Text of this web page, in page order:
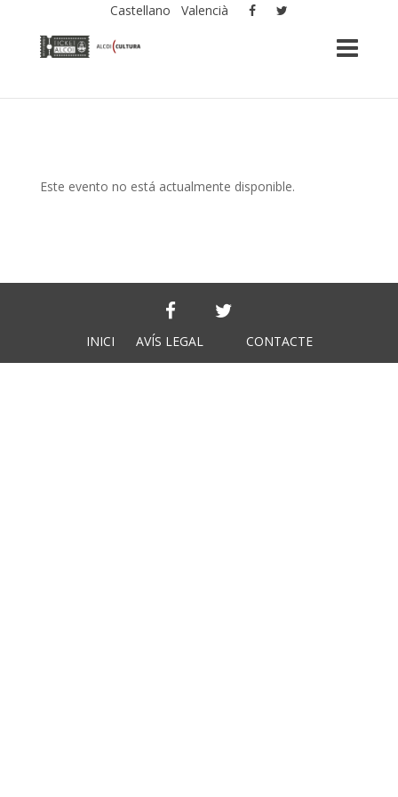
Castellano Valencià
Este evento no está actualmente disponible.
INICI AVÍS LEGAL CONTACTE